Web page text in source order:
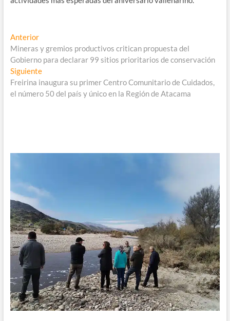
Navegación
de
entradas
AnteriorEntrada
anterior:
Mineras y gremios productivos critican propuesta del
Gobierno para declarar 99 sitios prioritarios de conservación
SiguienteEntrada
siguiente:
Freirina inaugura su primer Centro Comunitario de Cuidados,
el número 50 del país y único en la Región de Atacama